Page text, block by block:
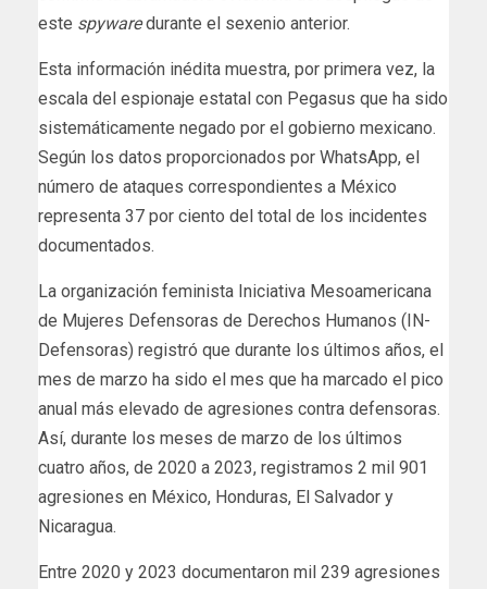
este spywaredurante el sexenio anterior.
Esta información inédita muestra, por primera vez, la
escala del espionaje estatal con Pegasus que ha sido
sistemáticamente negado por el gobierno mexicano.
Según los datos proporcionados por WhatsApp, el
número de ataques correspondientes a México
representa 37 por ciento del total de los incidentes
documentados.
La organización feminista Iniciativa Mesoamericana
de Mujeres Defensoras de Derechos Humanos (IN-
Defensoras) registró que durante los últimos años, el
mes de marzo ha sido el mes que ha marcado el pico
anual más elevado de agresiones contra defensoras.
Así, durante los meses de marzo de los últimos
cuatro años, de 2020 a 2023, registramos 2 mil 901
agresiones en México, Honduras, El Salvador y
Nicaragua.
Entre 2020 y 2023 documentaron mil 239 agresiones